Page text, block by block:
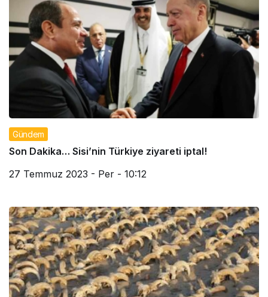
Gündem
Son Dakika… Sisi’nin Türkiye ziyareti iptal!
27 Temmuz 2023 - Per - 10:12